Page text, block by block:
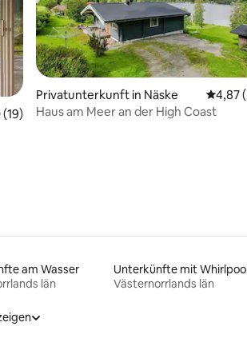
Bewertung: 5,0 von 5, 19
(19)
Privatunterkunft in Näske
4,87
Haus am Meer an der High Coast
am Wasser
län
Unterkünfte mit
Västernorrlands län